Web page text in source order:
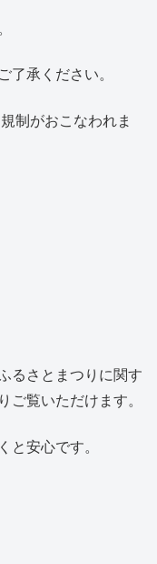
承ください。
制がおこなわれま
るさとまつりに関す
覧いただけます。
安心です。